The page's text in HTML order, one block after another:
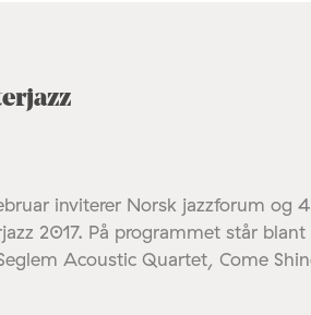
inviterer Norsk jazzforum og
2017. På programmet står
Acoustic Quartet, Come